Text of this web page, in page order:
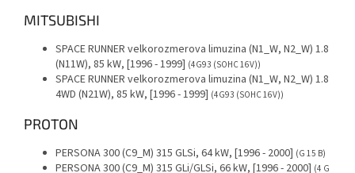
MITSUBISHI
SPACE RUNNER velkorozmerova limuzina (N1_W, N2_W) 1.8
(N11W), 85 kW, [1996 - 1999] (4G93 (SOHC 16V))
SPACE RUNNER velkorozmerova limuzina (N1_W, N2_W) 1.8
4WD (N21W), 85 kW, [1996 - 1999] (4G93 (SOHC 16V))
PROTON
PERSONA 300 (C9_M) 315 GLSi, 64 kW, [1996 - 2000] (G 15 B)
PERSONA 300 (C9_M) 315 GLi/GLSi, 66 kW, [1996 - 2000] (4 G